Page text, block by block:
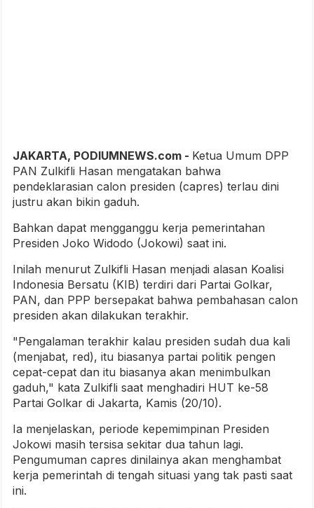
JAKARTA, PODIUMNEWS.com - Ketua Umum DPP
PAN Zulkifli Hasan mengatakan bahwa
pendeklarasian calon presiden (capres) terlau dini
justru akan bikin gaduh.
Bahkan dapat mengganggu kerja pemerintahan
Presiden Joko Widodo (Jokowi) saat ini.
Inilah menurut Zulkifli Hasan menjadi alasan Koalisi
Indonesia Bersatu (KIB) terdiri dari Partai Golkar,
PAN, dan PPP bersepakat bahwa pembahasan calon
presiden akan dilakukan terakhir.
"Pengalaman terakhir kalau presiden sudah dua kali
(menjabat, red), itu biasanya partai politik pengen
cepat-cepat dan itu biasanya akan menimbulkan
gaduh," kata Zulkifli saat menghadiri HUT ke-58
Partai Golkar di Jakarta, Kamis (20/10).
Ia menjelaskan, periode kepemimpinan Presiden
Jokowi masih tersisa sekitar dua tahun lagi.
Pengumuman capres dinilainya akan menghambat
kerja pemerintah di tengah situasi yang tak pasti saat
ini.